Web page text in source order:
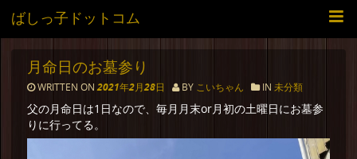
ばしっ子ドットコム
月命日のお墓参り
WRITTEN ON 2021年2月28日 BY こいちゃん IN 未分類
父の月命日は1日なので、毎月月末or月初の土曜日にお墓参
りに行ってる。